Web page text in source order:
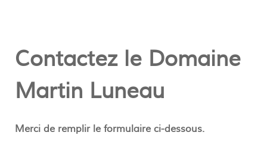
Contactez le Domaine
Martin Luneau
Merci de remplir le formulaire ci-dessous.